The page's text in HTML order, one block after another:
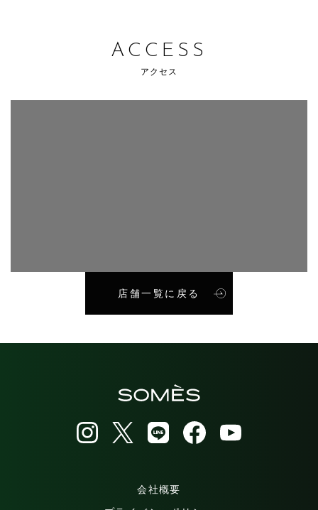
ACCESS
アクセス
店舗一覧に戻る
会社概要